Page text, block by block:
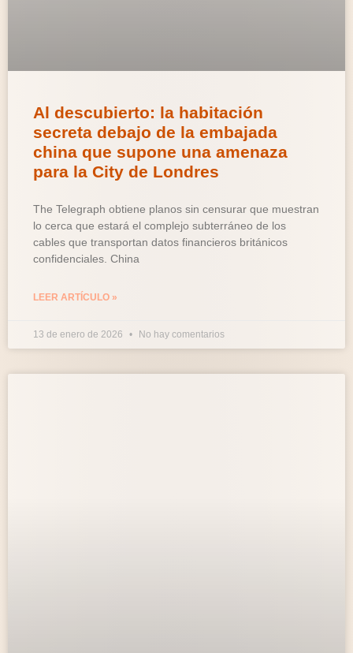
Al descubierto: la habitación
secreta debajo de la embajada
china que supone una amenaza
para la City de Londres
The Telegraph obtiene planos sin censurar que muestran
lo cerca que estará el complejo subterráneo de los
cables que transportan datos financieros británicos
confidenciales. China
LEER ARTÍCULO »
13 de enero de 2026 No hay comentarios